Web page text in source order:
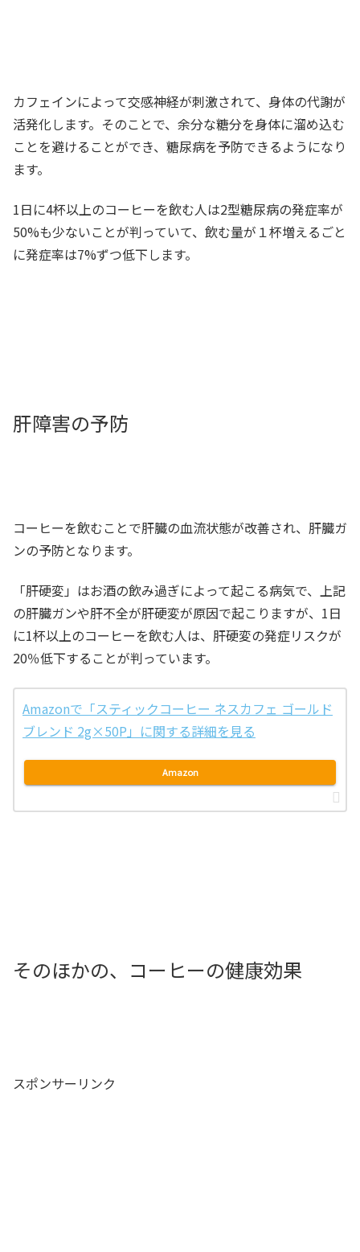
カフェインによって交感神経が刺激されて、身体の代謝が
活発化します。そのことで、余分な糖分を身体に溜め込む
ことを避けることができ、糖尿病を予防できるようになり
ます。
1日に4杯以上のコーヒーを飲む人は2型糖尿病の発症率が
50%も少ないことが判っていて、飲む量が１杯増えるごと
に発症率は7%ずつ低下します。
肝障害の予防
コーヒーを飲むことで肝臓の血流状態が改善され、肝臓ガ
ンの予防となります。
「肝硬変」はお酒の飲み過ぎによって起こる病気で、上記
の肝臓ガンや肝不全が肝硬変が原因で起こりますが、1日
に1杯以上のコーヒーを飲む人は、肝硬変の発症リスクが
20％低下することが判っています。
Amazonで「スティックコーヒー ネスカフェ ゴールド
ブレンド 2g×50P」に関する詳細を見る
Amazon
そのほかの、コーヒーの健康効果
スポンサーリンク